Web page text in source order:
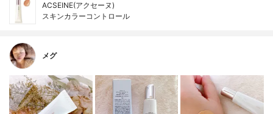
ACSEINE(アクセーヌ)
スキンカラーコントロール
メグ